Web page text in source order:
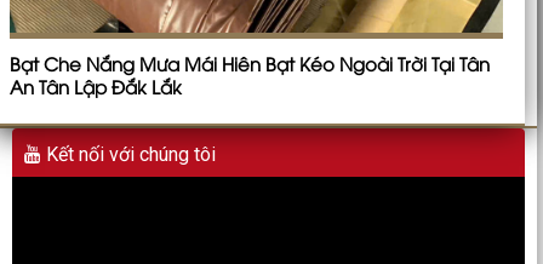
Bạt Che Nắng Mưa Mái Hiên Bạt Kéo Ngoài Trời Tại Tân
An Tân Lập Đắk Lắk
Kết nối với chúng tôi